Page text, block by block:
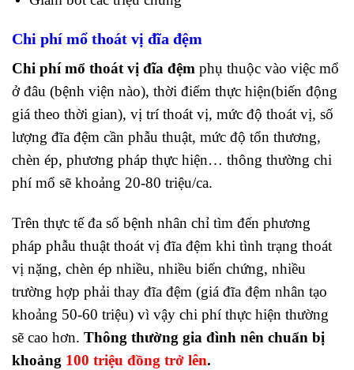
Chi phí mổ thoát vị đĩa đệm
Chi phí mổ thoát vị đĩa đệm phụ thuộc vào việc mổ
ở đâu (bệnh viện nào), thời điểm thực hiện(biến động
giá theo thời gian), vị trí thoát vị, mức độ thoát vị, số
lượng đĩa đệm cần phẫu thuật, mức độ tổn thương,
chèn ép, phương pháp thực hiện… thông thường chi
phí mổ sẽ khoảng 20-80 triệu/ca.
Trên thực tế đa số bệnh nhân chỉ tìm đến phương
pháp phẫu thuật thoát vị đĩa đệm khi tình trạng thoát
vị nặng, chèn ép nhiều, nhiều biến chứng, nhiều
trường hợp phải thay đĩa đệm (giá đĩa đệm nhân tạo
khoảng 50-60 triệu) vì vậy chi phí thực hiện thường
sẽ cao hơn. Thông thường gia đình nên chuẩn bị
khoảng 100 triệu đồng trở lên.